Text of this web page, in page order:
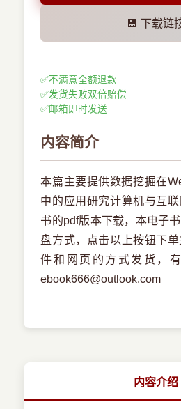
💾 下载链
✅不满意全额退款
✅发货失败双倍赔偿
✅邮箱即时发送
内容简介
本篇主要提供数据挖掘在
中的应用研究计算机与互
书的pdf版本下载，本电子
盘方式，点击以上按钮下
件和网页的方式发货，
ebook666@outlook.com
内容介绍